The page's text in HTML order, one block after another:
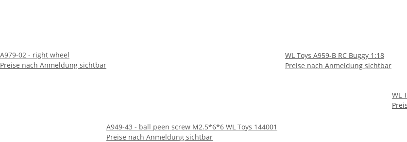
A979-02 - right wheel
Preise nach Anmeldung sichtbar
A949-43 - ball peen screw M2.5*6*6 WL Toys 144001
Preise nach Anmeldung sichtbar
WL Toys A959-B RC Buggy 1:18
Preise nach Anmeldung sichtbar
WL